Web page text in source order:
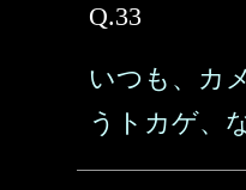
Q.33
いつも、カ
うトカゲ、